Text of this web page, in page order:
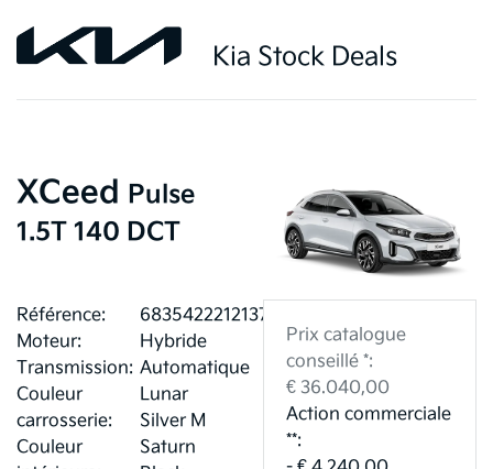
Kia Stock Deals
XCeed Pulse
1.5T 140 DCT
Référence:
6835422212137
Moteur:
Hybride
Transmission: Automatique
Couleur
carrosserie:
Lunar
Silver M
Couleur
Saturn
Prix catalogue
conseillé *:
€ 36.040,00
Action commerciale
**: